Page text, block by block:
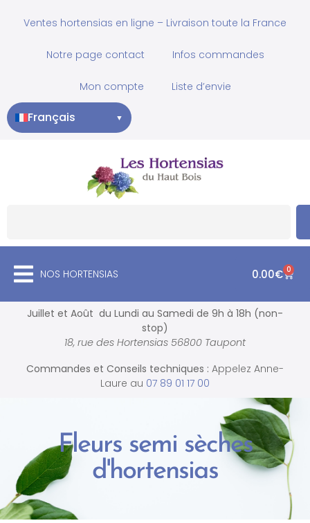
Ventes hortensias en ligne – Livraison toute la France
Notre page contact Infos commandes
Mon compte Liste d’envie
Français ▼
NOS HORTENSIAS 0.00€ 0
Juillet et Août du Lundi au Samedi de 9h à 18h (non-
stop)
18, rue des Hortensias 56800 Taupont
Commandes et Conseils techniques : Appelez Anne-
Laure au 07 89 01 17 00
Fleurs semi sèches
d'hortensias